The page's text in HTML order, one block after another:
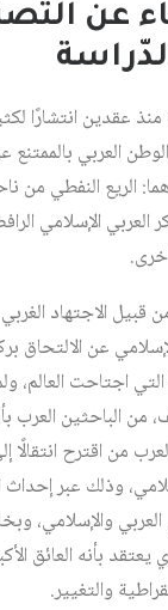
عن
عقدين انتشارًا
العربي بالممتنع
الريع النفطي من
العربي الإسلامي
قبيل الاجتهاد
عن الالتحاق
التي اجتاحت العالم،
من الباحثين العرب
من اقترح انتقالًا
وذلك عبر إحداث
والإسلامي،
يعتقد بأنه العائق
والتغيير.